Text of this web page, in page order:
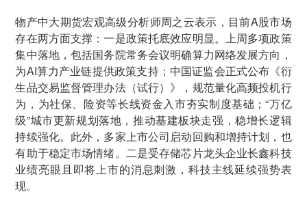
物产中大期货宏观高级分析师周之云表示，目前A股市场
存在两方面支撑：一是政策托底效应明显。上周多项政策
集中落地，包括国务院常务会议明确算力网络发展方向，
为AI算力产业链提供政策支持；中国证监会正式公布《衍
生品交易监督管理办法（试行）》，规范量化高频投机行
为，为社保、险资等长线资金入市夯实制度基础；“万亿
级”城市更新规划落地，推动基建板块走强，稳增长逻辑
持续强化。此外，多家上市公司启动回购和增持计划，也
有助于稳定市场情绪。二是受存储芯片龙头企业长鑫科技
业绩亮眼且即将上市的消息刺激，科技主线延续强势表
现。